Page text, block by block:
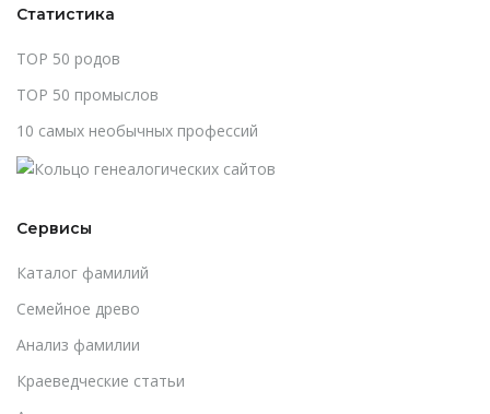
Статистика
TOP 50 родов
TOP 50 промыслов
10 самых необычных профессий
Сервисы
Каталог фамилий
Cемейное древо
Анализ фамилии
Краеведческие статьи